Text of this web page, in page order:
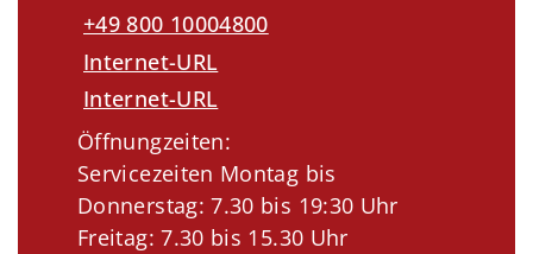
+49 800 10004800
Internet-URL
Internet-URL
Öffnungzeiten:
Servicezeiten Montag bis
Donnerstag: 7.30 bis 19:30 Uhr
Freitag: 7.30 bis 15.30 Uhr